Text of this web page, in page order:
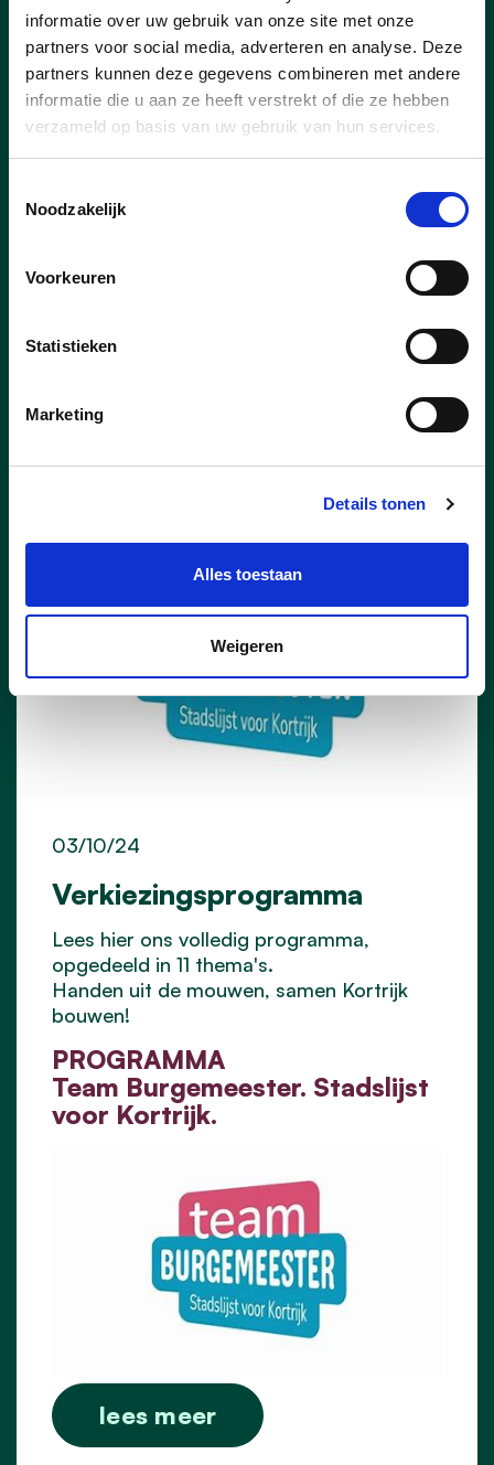
informatie over uw gebruik van onze site met onze
partners voor social media, adverteren en analyse. Deze
partners kunnen deze gegevens combineren met andere
informatie die u aan ze heeft verstrekt of die ze hebben
verzameld op basis van uw gebruik van hun services.
Noodzakelijk
Voorkeuren
Statistieken
Marketing
Details tonen
Alles toestaan
Weigeren
gekomen.
De drie partijen willen Kortrijk de komende
zes jaar nog mooier, nog sterker en nog
veiliger maken en al haar talent verder
doen schitteren.
Vandaar 'Kortrijk met brio': het wordt een
Kortrijk met nog meer energie en nog
De keuze van CD&V Kortrijk om zich met
Team Burgemeester te verbinden leverde
niet alleen 8 verkozenen (op 18) op, maar
college: Felix De Clerck en Hannelore
lees meer
Verkiezingsprogramma
03/10/24
Lees hier ons volledig programma,
opgedeeld in 11 thema's.
Handen uit de mouwen, samen Kortrijk
bouwen!
PROGRAMMA
Team Burgemeester. Stadslijst
voor Kortrijk.
lees meer